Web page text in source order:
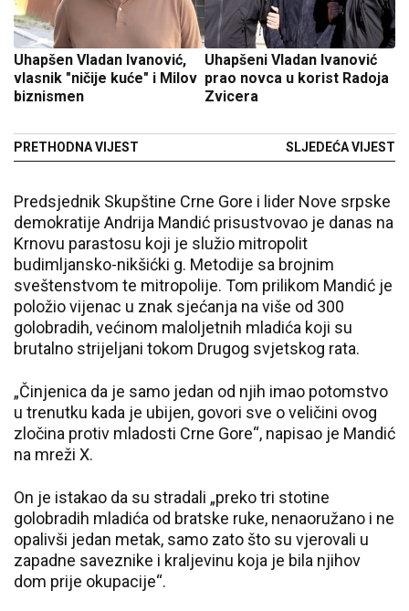
Uhapšen Vladan Ivanović,
vlasnik "ničije kuće" i Milov
biznismen
PRETHODNA VIJEST
Uhapšeni Vladan Ivanović
prao novca u korist Radoja
Zvicera
SLJEDEĆA VIJEST
Predsjednik Skupštine Crne Gore i lider Nove srpske
demokratije Andrija Mandić prisustvovao je danas na
Krnovu parastosu koji je služio mitropolit
budimljansko-nikšićki g. Metodije sa brojnim
sveštenstvom te mitropolije. Tom prilikom Mandić je
položio vijenac u znak sjećanja na više od 300
golobradih, većinom maloljetnih mladića koji su
brutalno strijeljani tokom Drugog svjetskog rata.
„Činjenica da je samo jedan od njih imao potomstvo
u trenutku kada je ubijen, govori sve o veličini ovog
zločina protiv mladosti Crne Gore“, napisao je Mandić
na mreži X.
On je istakao da su stradali „preko tri stotine
golobradih mladića od bratske ruke, nenaoružano i ne
opalivši jedan metak, samo zato što su vjerovali u
zapadne saveznike i kraljevinu koja je bila njihov
dom prije okupacije“.